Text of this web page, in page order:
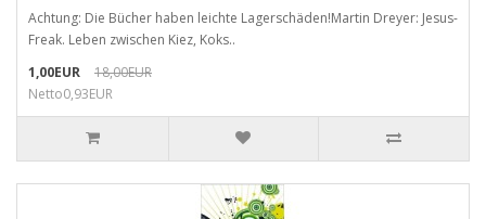
Achtung: Die Bücher haben leichte Lagerschäden!Martin Dreyer: Jesus-
Freak. Leben zwischen Kiez, Koks..
1,00EUR
18,00EUR
Netto0,93EUR